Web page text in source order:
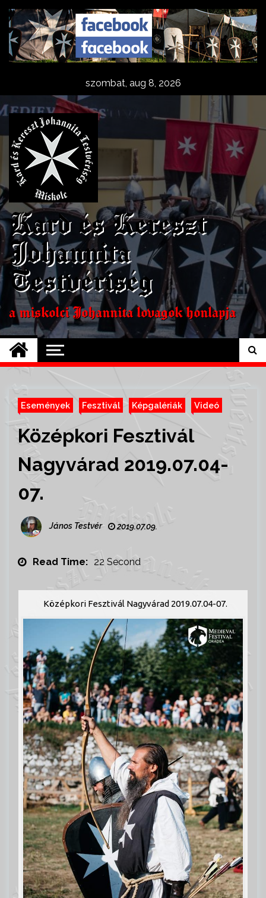
Skip
content
szombat, aug 8, 2026
Kard és Kereszt
Johannita
Testvériség
a miskolci Johannita lovagok honlapja
Események Fesztivál Képgalériák Videó
Középkori Fesztivál
Nagyvárad 2019.07.04-
07.
János Testvér 2019.07.09.
Read Time: 22 Second
Középkori Fesztivál Nagyvárad 2019.07.04-07.